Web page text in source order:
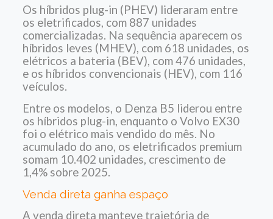
Os híbridos plug-in (PHEV) lideraram entre
os eletrificados, com 887 unidades
comercializadas. Na sequência aparecem os
híbridos leves (MHEV), com 618 unidades, os
elétricos a bateria (BEV), com 476 unidades,
e os híbridos convencionais (HEV), com 116
veículos.
Entre os modelos, o Denza B5 liderou entre
os híbridos plug-in, enquanto o Volvo EX30
foi o elétrico mais vendido do mês. No
acumulado do ano, os eletrificados premium
somam 10.402 unidades, crescimento de
1,4% sobre 2025.
Venda direta ganha espaço
A venda direta manteve trajetória de